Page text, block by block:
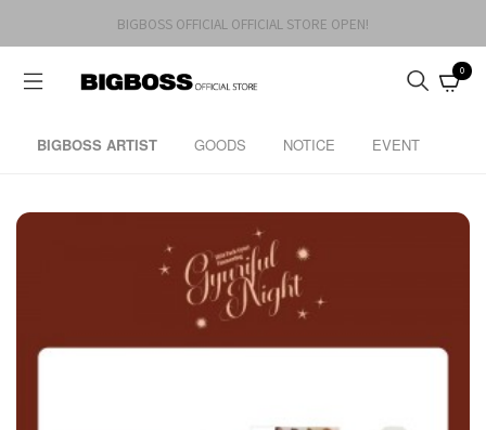
BIGBOSS OFFICIAL OFFICIAL STORE OPEN!
0
BIGBOSS ARTIST GOODS NOTICE EVENT